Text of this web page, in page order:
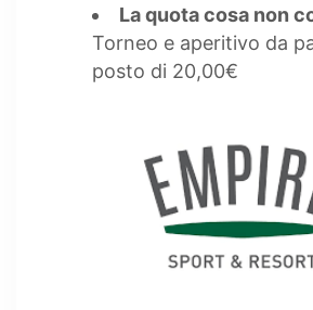
La quota cosa non
Torneo e aperitivo da
posto di 20,00€